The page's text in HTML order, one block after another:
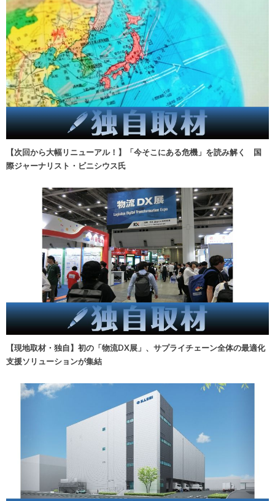
【次回から大幅リニューアル！】「今そこにある危機」を読み解く 国
際ジャーナリスト・ビニシウス氏
【現地取材・独自】初の「物流DX展」、サプライチェーン全体の最適化
支援ソリューションが集結